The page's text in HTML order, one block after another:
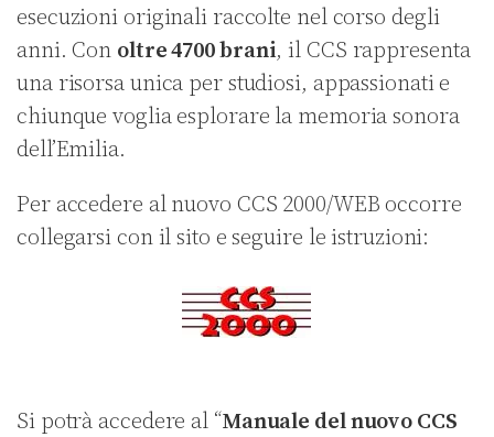
esecuzioni originali raccolte nel corso degli
anni. Con oltre 4700 brani, il CCS rappresenta
una risorsa unica per studiosi, appassionati e
chiunque voglia esplorare la memoria sonora
dell’Emilia.
Per accedere al nuovo CCS 2000/WEB occorre
collegarsi con il sito e seguire le istruzioni:
Si potrà accedere al “Manuale del nuovo CCS